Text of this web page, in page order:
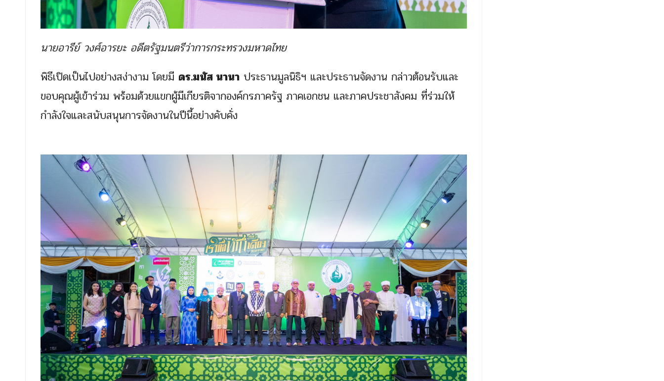
นายอารีย์ วงศ์อารยะ อดีตรัฐมนตรีว่าการกระทรวงมหาดไทย
พิธีเปิดเป็นไปอย่างสง่างาม โดยมี ดร.มนัส นานา ประธานมูลนิธิฯ และประธานจัดงาน กล่าวต้อนรับและ
ขอบคุณผู้เข้าร่วม พร้อมด้วยแขกผู้มีเกียรติจากองค์กรภาครัฐ ภาคเอกชน และภาคประชาสังคม ที่ร่วมให้
กำลังใจและสนับสนุนการจัดงานในปีนี้อย่างคับคั่ง